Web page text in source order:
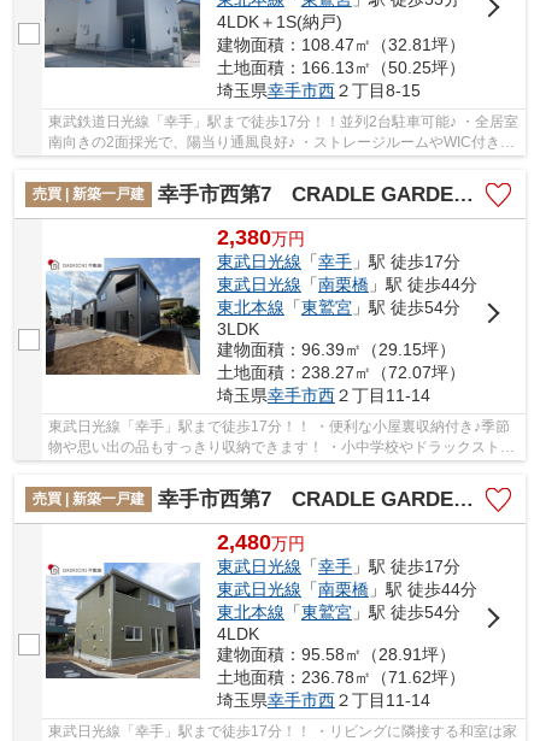
4LDK＋1S(納戸)
建物面積：108.47㎡（32.81坪）
土地面積：166.13㎡（50.25坪）
埼玉県幸手市西２丁目8-15
東武鉄道日光線「幸手」駅まで徒歩17分！！並列2台駐車可能♪ ・全居室
南向きの2面採光で、陽当り通風良好♪ ・ストレージルームやWIC付き
売買 | 新築一戸建
幸手市西第7 CRADLE GARDEN 新築戸建 全3棟 3号棟
2,380万円
東武日光線 「幸手」駅 徒歩17分
東武日光線 「南栗橋」駅 徒歩44分
東北本線 「東鷲宮」駅 徒歩54分
3LDK
建物面積：96.39㎡（29.15坪）
土地面積：238.27㎡（72.07坪）
埼玉県幸手市西２丁目11-14
東武日光線「幸手」駅まで徒歩17分！！ ・便利な小屋裏収納付き♪季節
物や思い出の品もすっきり収納できます！ ・小中学校やドラックストア
売買 | 新築一戸建
幸手市西第7 CRADLE GARDEN 新築戸建 全3棟 2号棟
2,480万円
東武日光線 「幸手」駅 徒歩17分
東武日光線 「南栗橋」駅 徒歩44分
東北本線 「東鷲宮」駅 徒歩54分
4LDK
建物面積：95.58㎡（28.91坪）
土地面積：236.78㎡（71.62坪）
埼玉県幸手市西２丁目11-14
東武日光線「幸手」駅まで徒歩17分！！ ・リビングに隣接する和室は家